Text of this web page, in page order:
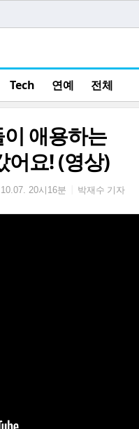
Tech 연예 전체
애용하는
어요! (영상)
20시16분 박재수 기자